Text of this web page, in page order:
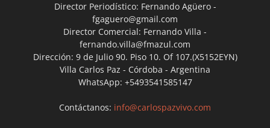
Director Periodístico: Fernando Agüero -
fgaguero@gmail.com
Director Comercial: Fernando Villa -
fernando.villa@fmazul.com
Dirección: 9 de Julio 90. Piso 10. Of 107.(X5152EYN)
Villa Carlos Paz - Córdoba - Argentina
WhatsApp: +5493541585147
Contáctanos: info@carlospazvivo.com